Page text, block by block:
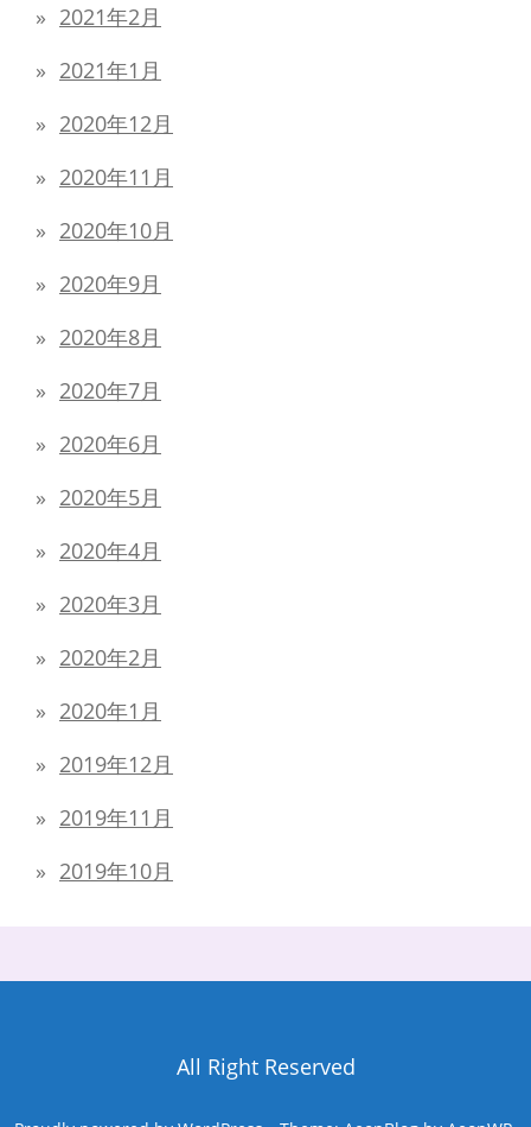
2021年2月
2021年1月
2020年12月
2020年11月
2020年10月
2020年9月
2020年8月
2020年7月
2020年6月
2020年5月
2020年4月
2020年3月
2020年2月
2020年1月
2019年12月
2019年11月
2019年10月
All Right Reserved